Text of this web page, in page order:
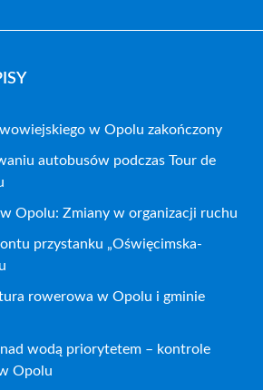
w Opolu zakończony
autobusów podczas Tour de
Opolu: Zmiany w organizacji ruchu
przystanku „Oświęcimska-
rowerowa w Opolu i gminie
wodą priorytetem – kontrole
Opolu